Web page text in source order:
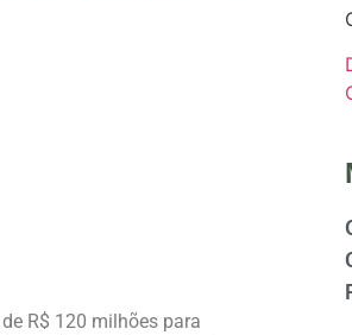
R$ 120 milhões para